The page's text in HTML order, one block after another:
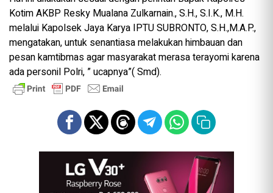
Kotim AKBP Resky Mualana Zulkarnain., S.H., S.I.K., M.H.
melalui Kapolsek Jaya Karya IPTU SUBRONTO, S.H.,M.A.P.,
mengatakan, untuk senantiasa melakukan himbauan dan
pesan kamtibmas agar masyarakat merasa terayomi karena
ada personil Polri, ” ucapnya”( Smd).